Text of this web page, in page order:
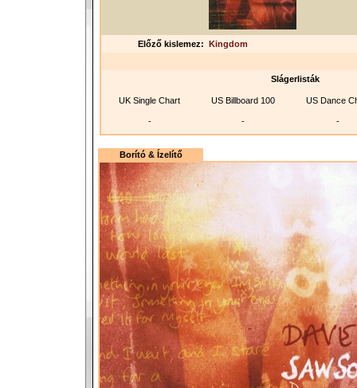
Előző kislemez: Kingdom
Slágerlisták
UK Single Chart US Billboard 100 US Dance
- - -
Borító & Ízelítő